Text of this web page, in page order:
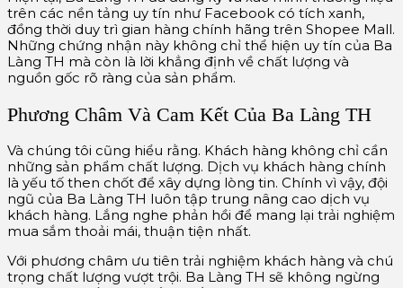
trên các nền tảng uy tín như Facebook có tích xanh,
đồng thời duy trì gian hàng chính hãng trên Shopee Mall.
Những chứng nhận này không chỉ thể hiện uy tín của Ba
Làng TH mà còn là lời khẳng định về chất lượng và
nguồn gốc rõ ràng của sản phẩm.
Phương Châm Và Cam Kết Của Ba Làng TH
Và chúng tôi cũng hiểu rằng. Khách hàng không chỉ cần
những sản phẩm chất lượng. Dịch vụ khách hàng chính
là yếu tố then chốt để xây dựng lòng tin. Chính vì vậy, đội
ngũ của Ba Làng TH luôn tập trung nâng cao dịch vụ
khách hàng. Lắng nghe phản hồi để mang lại trải nghiệm
mua sắm thoải mái, thuận tiện nhất.
Với phương châm ưu tiên trải nghiệm khách hàng và chú
trọng chất lượng vượt trội. Ba Làng TH sẽ không ngừng